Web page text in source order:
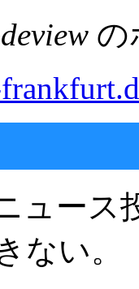
の
ュース
ない。